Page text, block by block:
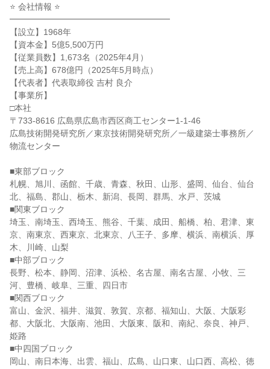
⭐ 会社情報 ⭐
━━━━━━━━━━━━━━━━━━━
【設立】1968年
【資本金】5億5,500万円
【従業員数】1,673名（2025年4月）
【売上高】678億円（2025年5月時点）
【代表者】代表取締役 吉村 良介
【事業所】
□本社
〒733-8616 広島県広島市西区商工センター1-1-46
広島技術開発研究所／東京技術開発研究所／一級建築士事務所／
物流センター
■東部ブロック
札幌、旭川、函館、千歳、青森、秋田、山形、盛岡、仙台、仙台
北、福島、郡山、栃木、新潟、長岡、群馬、水戸、茨城
■関東ブロック
埼玉、南埼玉、西埼玉、熊谷、千葉、成田、船橋、柏、君津、東
京、南東京、西東京、北東京、八王子、多摩、横浜、南横浜、厚
木、川崎、山梨
■中部ブロック
長野、松本、静岡、沼津、浜松、名古屋、南名古屋、小牧、三
河、豊橋、岐阜、三重、四日市
■関西ブロック
富山、金沢、福井、滋賀、敦賀、京都、福知山、大阪、大阪彩
都、大阪北、大阪南、池田、大阪東、阪和、南紀、奈良、神戸、
姫路
■中四国ブロック
岡山、南日本海、出雲、福山、広島、山口東、山口西、高松、徳